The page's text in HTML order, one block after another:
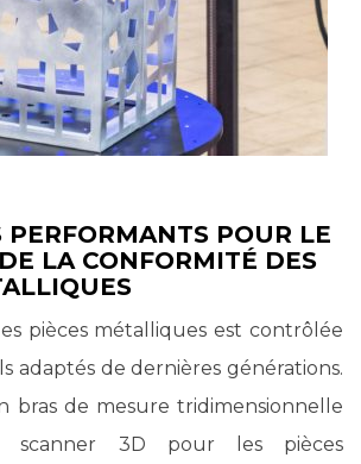
PERFORMANTS POUR LE
LA CONFORMITÉ DES
pièces métalliques est contrôlée
adaptés de dernières générations.
bras de mesure tridimensionnelle
scanner 3D pour les pièces